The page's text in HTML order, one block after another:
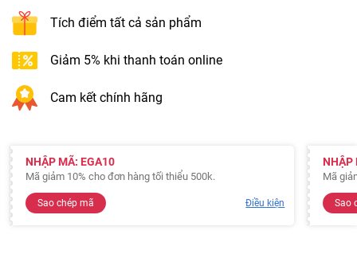
Tích điểm tất cả sản phẩm
Giảm 5% khi thanh toán online
Cam kết chính hãng
NHẬP MÃ: EGA10
Mã giảm 10% cho đơn hàng tối thiểu 500k.
Sao chép mã Điều kiện
NHẬP
Mã
Sao